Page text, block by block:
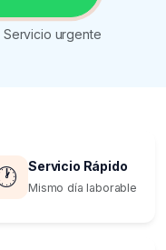
Servicio urgente
Servicio Rápido
Mismo día laborable